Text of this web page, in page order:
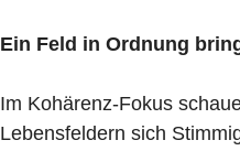
Ein Feld in Ordnung
Im Kohärenz-Fokus
Lebensfeldern sich